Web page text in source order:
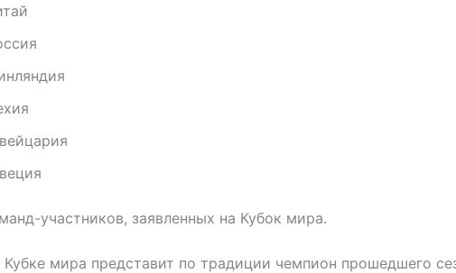
участников, заявленных на Кубок мира.
мира представит по традиции чемпион прошедшего